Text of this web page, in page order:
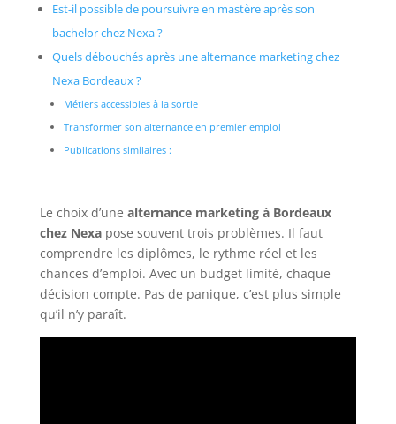
Est-il possible de poursuivre en mastère après son
bachelor chez Nexa ?
Quels débouchés après une alternance marketing chez
Nexa Bordeaux ?
Métiers accessibles à la sortie
Transformer son alternance en premier emploi
Publications similaires :
Le choix d’une alternance marketing à Bordeaux
chez Nexapose souvent trois problèmes. Il faut
comprendre les diplômes, le rythme réel et les
chances d’emploi. Avec un budget limité, chaque
décision compte. Pas de panique, c’est plus simple
qu’il n’y paraît.